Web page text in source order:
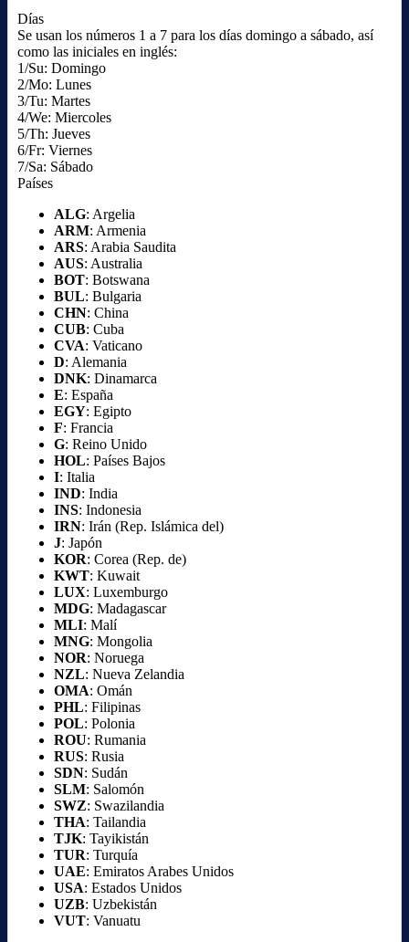
Días
Se usan los números 1 a 7 para los días domingo a sábado, así
como las iniciales en inglés:
1/Su: Domingo
2/Mo: Lunes
3/Tu: Martes
4/We: Miercoles
5/Th: Jueves
6/Fr: Viernes
7/Sa: Sábado
Países
ALG: Argelia
ARM: Armenia
ARS: Arabia Saudita
AUS: Australia
BOT: Botswana
BUL: Bulgaria
CHN: China
CUB: Cuba
CVA: Vaticano
D: Alemania
DNK: Dinamarca
E: España
EGY: Egipto
F: Francia
G: Reino Unido
HOL: Países Bajos
I: Italia
IND: India
INS: Indonesia
IRN: Irán (Rep. Islámica del)
J: Japón
KOR: Corea (Rep. de)
KWT: Kuwait
LUX: Luxemburgo
MDG: Madagascar
MLI: Malí
MNG: Mongolia
NOR: Noruega
NZL: Nueva Zelandia
OMA: Omán
PHL: Filipinas
POL: Polonia
ROU: Rumania
RUS: Rusia
SDN: Sudán
SLM: Salomón
SWZ: Swazilandia
THA: Tailandia
TJK: Tayikistán
TUR: Turquía
UAE: Emiratos Arabes Unidos
USA: Estados Unidos
UZB: Uzbekistán
VUT: Vanuatu